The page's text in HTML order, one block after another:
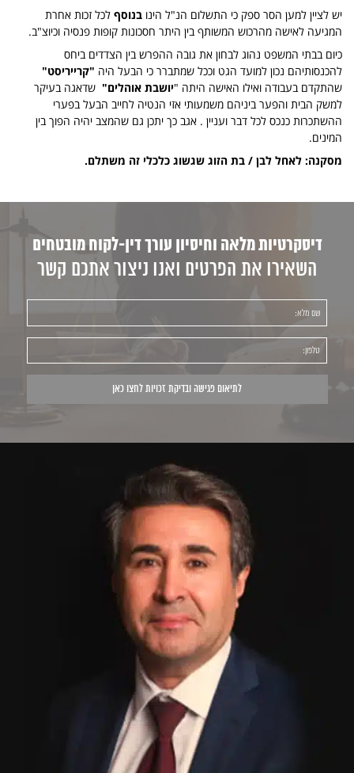
יש לציין למען הסר ספק כי התשלום הנ"ל הינו בנוסף לכל זכות אחרת
המגיעה לאישה מהרכוש המשותף בין היתר חסכונות קופות פנסיה וכיוצ"ב.
כיום בבתי המשפט נהוג לבחון את גובה ההפרש בין הצדדים ביחס
להכנסותיהם נכון למועד הגט וככל שמתברר כי הבעל היה "קרייריסט"
שהתקדם בעבודה ואילו האישה היתה "יושבת אוהלים" שדאגה בעיקר
למשק הבית והפער ביניהם משמעותי אזי הנטיה לחייב הבעל בפערי
ההשתכרות כנכס לכל דבר ועניין . אגב כך יתכן גם שהמצב יהיה הפוך בין
המינים.
מסקנה: לאחל לבן / בת הזוג שגשוג כלכלי זה משתלם.
דיסקרטיות מלאה וחיסיון עורך דין-לקוח מובטחים
השאירו את הפרטים ואנו ניצור אתכם קשר